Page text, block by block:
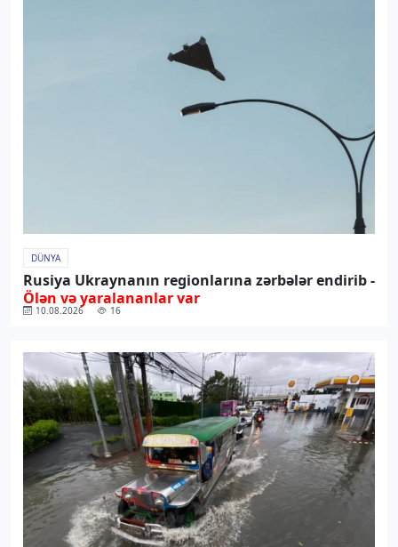
DÜNYA
Rusiya Ukraynanın regionlarına zərbələr endirib -
Ölən və yaralananlar var
10.08.2026 16